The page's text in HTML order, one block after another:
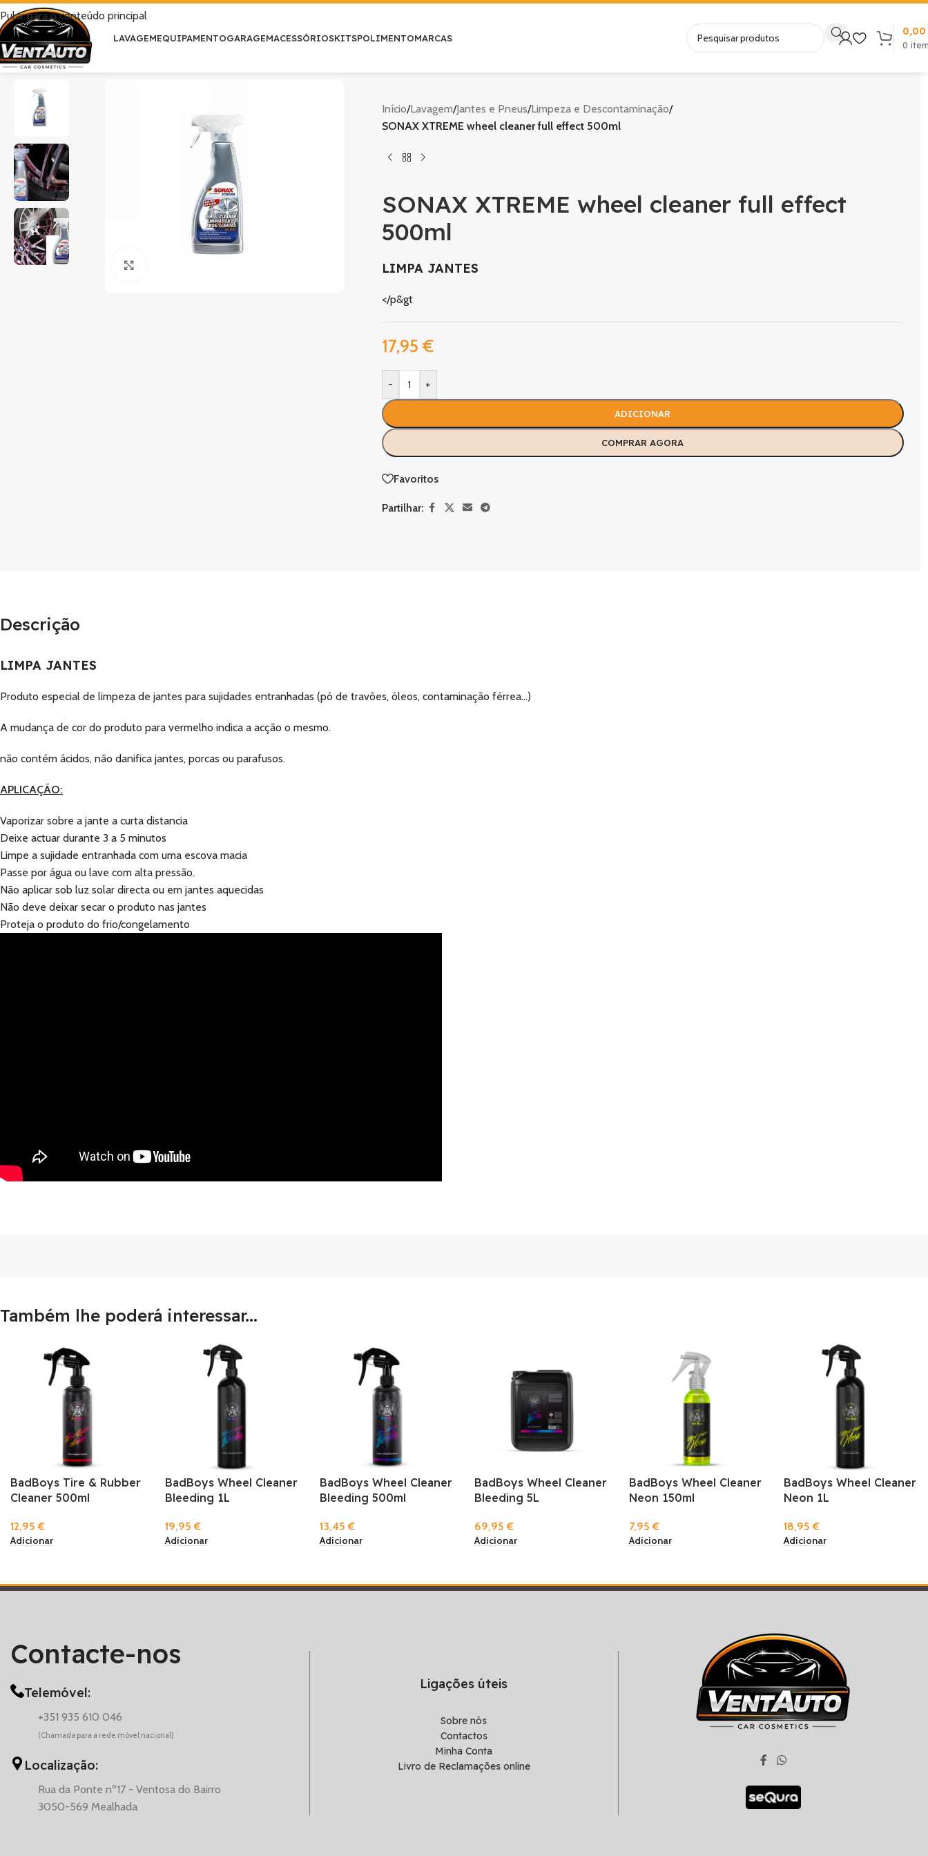
Pular para o conteúdo principal
LAVAGEMEQUIPAMENTOGARAGEMACESSÓRIOSKITSPOLIMENTOMARCAS
0
0,00
Início/Lavagem/Jantes e Pneus/Limpeza e Descontaminação/
SONAX XTREME wheel cleaner full effect 500ml
SONAX XTREME wheel cleaner full effect
500ml
LIMPA JANTES
</p&gt
17,95 €
- +
ADICIONAR
COMPRAR AGORA
Favoritos
Partilhar:
Descrição
LIMPA JANTES
Produto especial de limpeza de jantes para sujidades entranhadas (pó de travões, óleos, contaminação férrea…)
A mudança de cor do produto para vermelho indica a acção o mesmo.
não contém ácidos, não danifica jantes, porcas ou parafusos.
APLICAÇÃO:
Vaporizar sobre a jante a curta distancia
Deixe actuar durante 3 a 5 minutos
Limpe a sujidade entranhada com uma escova macia
Passe por água ou lave com alta pressão.
Não aplicar sob luz solar directa ou em jantes aquecidas
Não deve deixar secar o produto nas jantes
Proteja o produto do frio/congelamento
Também lhe poderá interessar...
BadBoys Tire & Rubber
Cleaner 500ml
12,95€
Adicionar
BadBoys Wheel Cleaner
Bleeding 1L
19,95€
Adicionar
BadBoys Wheel Cleaner
Bleeding 500ml
13,45€
Adicionar
BadBoys Wheel Cleaner
Bleeding 5L
69,95€
Adicionar
BadBoys Wheel Cleaner
Neon 150ml
7,95€
Adicionar
BadBoys Wheel Cleaner
Neon 1L
18,95€
Adicionar
Contacte-nos
Telemóvel:
+351 935 610 046
(Chamada para a rede móvel nacional)
Localização:
Rua da Ponte nº17 - Ventosa do Bairro
3050-569 Mealhada
Ligações úteis
Sobre nós
Contactos
Minha Conta
Livro de Reclamações online